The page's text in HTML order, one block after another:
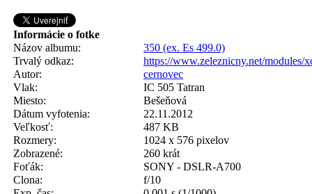
Informácie o fotke
Názov albumu:
350 (ex. Es 499.0)
Trvalý odkaz:
https://www.zeleznicny.net/modules/
Autor:
cernovec
Vlak:
IC 505 Tatran
Miesto:
Bešeňová
Dátum vyfotenia:
22.11.2012
Veľkosť:
487 KB
Rozmery:
1024 x 576 pixelov
Zobrazené:
260 krát
Foťák:
SONY - DSLR-A700
Clona:
f/10